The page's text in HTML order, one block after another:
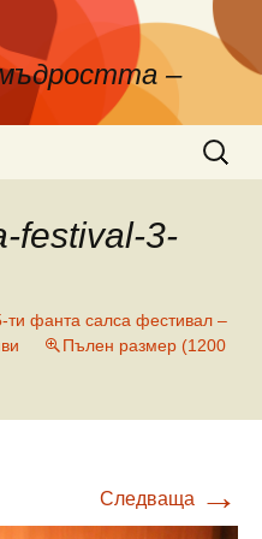
–
за:
festival-3-
ти фанта салса фестивал –
Пълен размер (1200
Следваща →